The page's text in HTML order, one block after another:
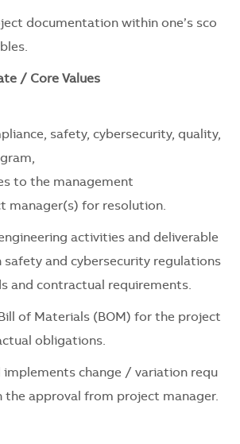
documentation within one’s sco
.
/ Core Values
, safety, cybersecurity, quality,
to the management
manager(s) for resolution.
activities and deliverable
safety and cybersecurity regulations
and contractual requirements.
Bill of Materials (BOM) for the project
obligations.
implements change / variation requ
the approval from project manager.